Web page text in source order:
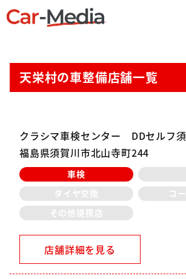
天栄村の車整備店舗一覧
クラシマ車検センター DDセルフ
福島県須賀川市北山寺町244
車検
タイヤ交換
コ
その他提携店
店舗詳細を見る